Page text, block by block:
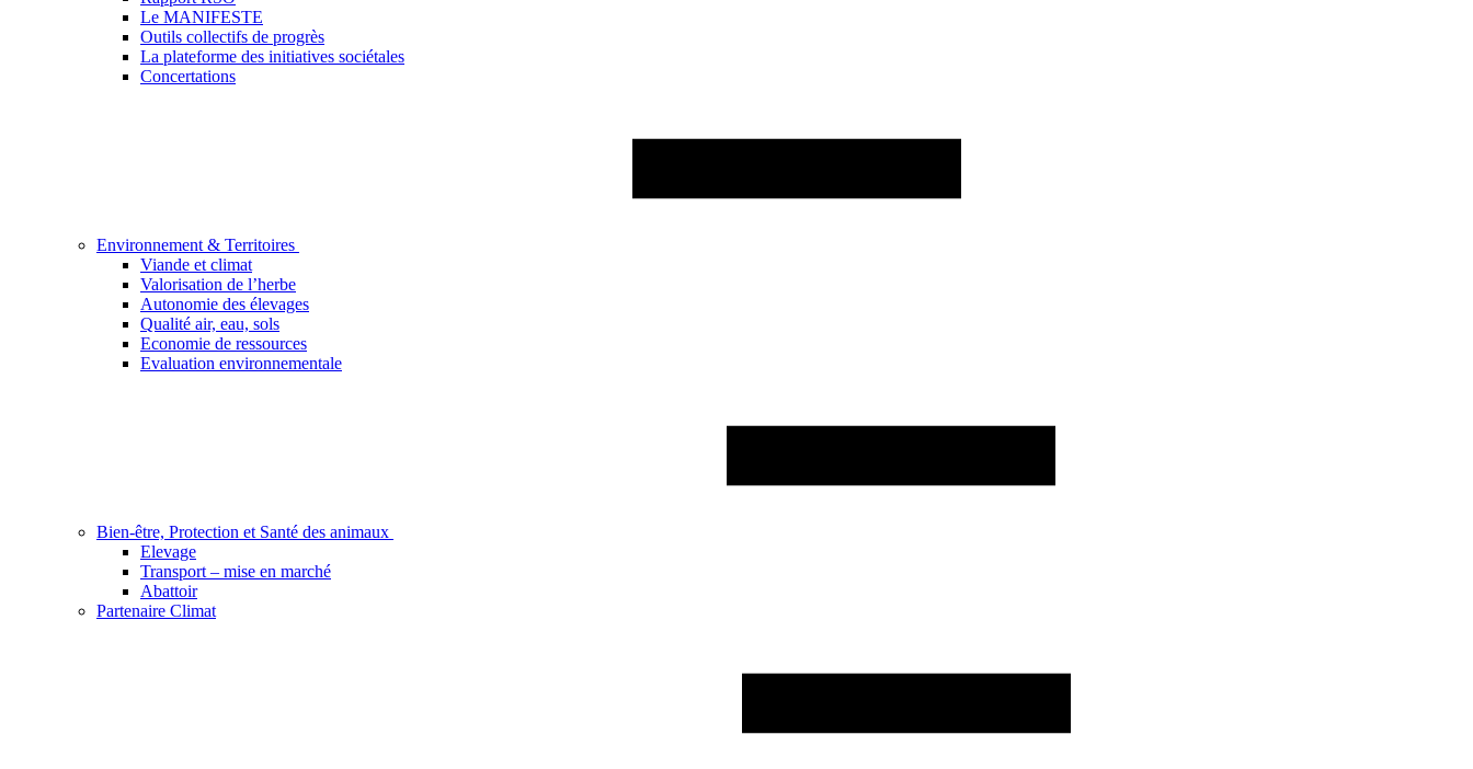
Le MANIFESTE
Outils collectifs de progrès
La plateforme des initiatives sociétales
Concertations
Environnement & Territoires
Viande et climat
Valorisation de l’herbe
Autonomie des élevages
Qualité air, eau, sols
Economie de ressources
Evaluation environnementale
Bien-être, Protection et Santé des animaux
Elevage
Transport – mise en marché
Abattoir
Partenaire Climat